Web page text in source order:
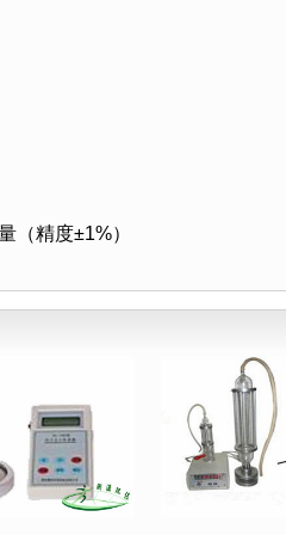
（精度±1%）